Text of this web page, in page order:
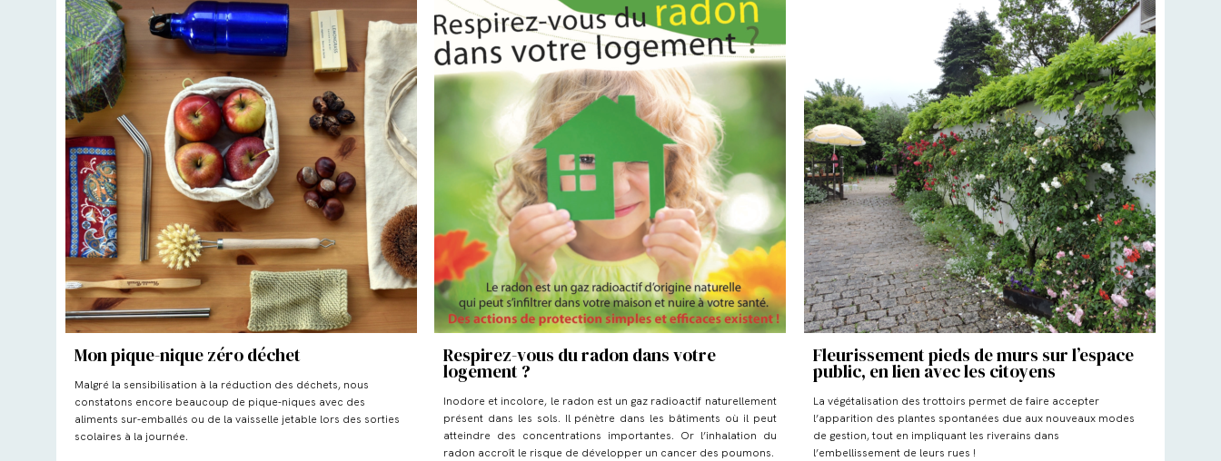
Mon pique-nique zéro déchet
Malgré la sensibilisation à la réduction des déchets, nous
constatons encore beaucoup de pique-niques avec des
aliments sur-emballés ou de la vaisselle jetable lors des sorties
scolaires à la journée.
Respirez-vous du radon dans votre
logement ?
Inodore et incolore, le radon est un gaz radioactif naturellement
présent dans les sols. Il pénètre dans les bâtiments où il peut
atteindre des concentrations importantes. Or l’inhalation du
radon accroît le risque de développer un cancer des poumons.
Fleurissement pieds de murs sur l’espace
public, en lien avec les citoyens
La végétalisation des trottoirs permet de faire accepter
l’apparition des plantes spontanées due aux nouveaux modes
de gestion, tout en impliquant les riverains dans
l’embellissement de leurs rues !